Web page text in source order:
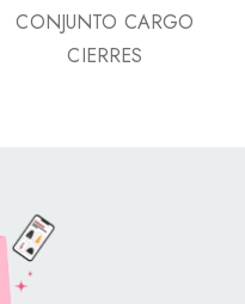
CONJUNTO CARGO
CIERRES